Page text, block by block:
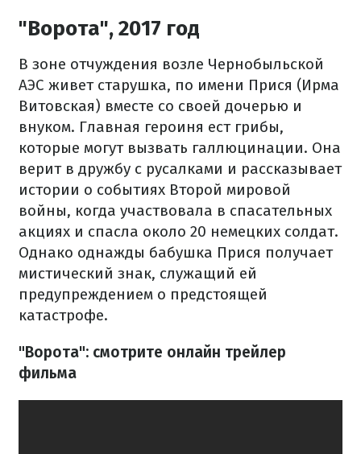
"Ворота", 2017 год
В зоне отчуждения возле Чернобыльской
АЭС живет старушка, по имени Прися (Ирма
Витовская) вместе со своей дочерью и
внуком. Главная героиня ест грибы,
которые могут вызвать галлюцинации. Она
верит в дружбу с русалками и рассказывает
истории о событиях Второй мировой
войны, когда участвовала в спасательных
акциях и спасла около 20 немецких солдат.
Однако однажды бабушка Прися получает
мистический знак, служащий ей
предупреждением о предстоящей
катастрофе.
"Ворота": смотрите онлайн трейлер
фильма